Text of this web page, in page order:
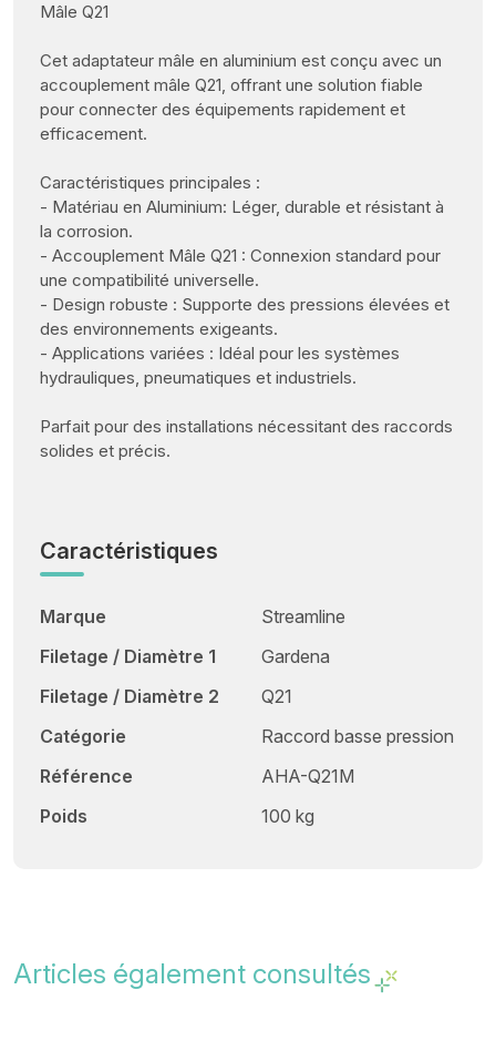
Mâle Q21
Cet adaptateur mâle en aluminium est conçu avec un
accouplement mâle Q21, offrant une solution fiable
pour connecter des équipements rapidement et
efficacement.
Caractéristiques principales :
- Matériau en Aluminium: Léger, durable et résistant à
la corrosion.
- Accouplement Mâle Q21 : Connexion standard pour
une compatibilité universelle.
- Design robuste : Supporte des pressions élevées et
des environnements exigeants.
- Applications variées : Idéal pour les systèmes
hydrauliques, pneumatiques et industriels.
Parfait pour des installations nécessitant des raccords
solides et précis.
Caractéristiques
Marque
Streamline
Filetage / Diamètre 1
Gardena
Filetage / Diamètre 2
Q21
Catégorie
Raccord basse pression
Référence
AHA-Q21M
Poids
100 kg
Articles également consultés